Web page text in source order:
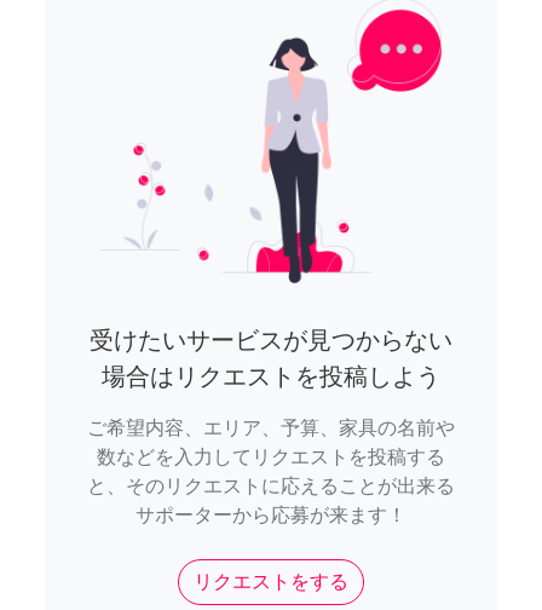
受けたいサービスが見つからない
場合はリクエストを投稿しよう
ご希望内容、エリア、予算、家具の名前や
数などを入力してリクエストを投稿する
と、そのリクエストに応えることが出来る
サポーターから応募が来ます！
リクエストをする